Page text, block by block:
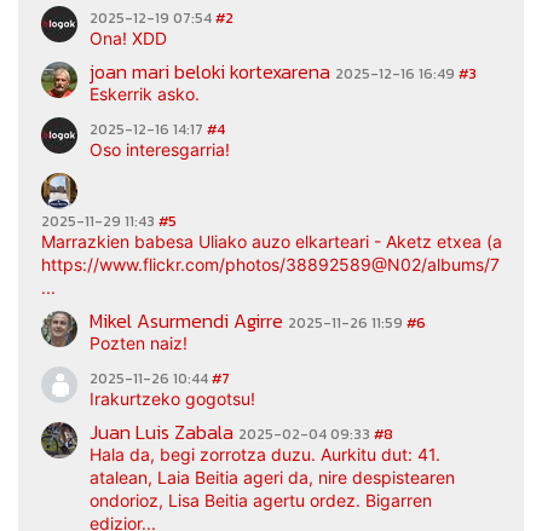
2025-12-19 07:54#2
Ona! XDD
joan mari beloki kortexarena 2025-12-16 16:49 #3
Eskerrik asko.
2025-12-16 14:17 #4
Oso interesgarria!
2025-11-29 11:43 #5
Marrazkien babesa Uliako auzo elkarteari - Aketz etxea
https://www.flickr.com/photos/38892589@N02/albums/
...
Mikel Asurmendi Agirre 2025-11-26 11:59 #6
Pozten naiz!
2025-11-26 10:44#7
Irakurtzeko gogotsu!
Juan Luis Zabala 2025-02-04 09:33 #8
Hala da, begi zorrotza duzu. Aurkitu dut: 41.
atalean, Laia Beitia ageri da, nire despistearen
ondorioz, Lisa Beitia agertu ordez. Bigarren
edizior...